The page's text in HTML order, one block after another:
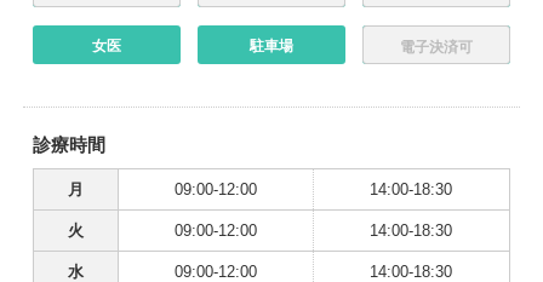
女医 駐車場 電子決済可
診療時間
月 09:00-12:00 14:00-18:30
火 09:00-12:00 14:00-18:30
水 09:00-12:00 14:00-18:30